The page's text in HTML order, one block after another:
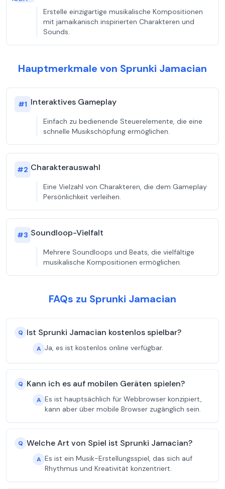
Erstelle einzigartige musikalische Kompositionen
mit jamaikanisch inspirierten Charakteren und
Sounds.
Hauptmerkmale von Sprunki Jamacian
#1 Interaktives Gameplay
Einfach zu bedienende Steuerelemente, die eine
schnelle Musikschöpfung ermöglichen.
#2 Charakterauswahl
Eine Vielzahl von Charakteren, die dem Gameplay
Persönlichkeit verleihen.
#3 Soundloop-Vielfalt
Mehrere Soundloops und Beats, die vielfältige
musikalische Kompositionen ermöglichen.
FAQs zu Sprunki Jamacian
Q Ist Sprunki Jamacian kostenlos spielbar?
A Ja, es ist kostenlos online verfügbar.
Q Kann ich es auf mobilen Geräten spielen?
A Es ist hauptsächlich für Webbrowser konzipiert,
kann aber über mobile Browser zugänglich sein.
Q Welche Art von Spiel ist Sprunki Jamacian?
A Es ist ein Musik-Erstellungsspiel, das sich auf
Rhythmus und Kreativität konzentriert.